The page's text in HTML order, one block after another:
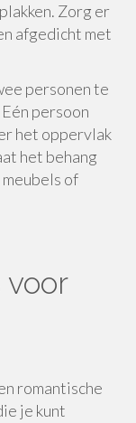
Zorg er
afgedicht met
personen te
persoon
het oppervlak
het behang
of
romantische
je kunt